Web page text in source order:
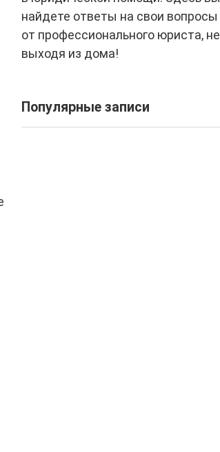
найдете ответы на свои вопросы
от профессионального юриста, не
выходя из дома!
Популярные записи